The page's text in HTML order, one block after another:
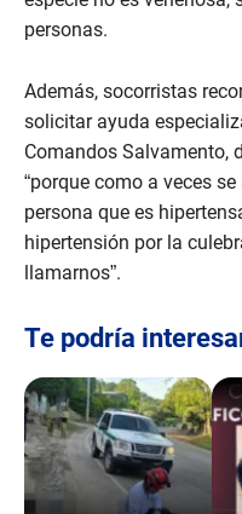
personas.
Además, socorristas
solicitar ayuda
Comandos Salvamento,
“porque como a veces
persona que es
hipertensión por la
llamarnos”.
Te podría